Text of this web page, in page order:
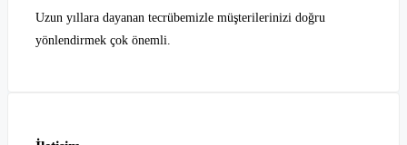
Uzun yıllara dayanan tecrübemizle müşterilerinizi doğru
yönlendirmek çok önemli.